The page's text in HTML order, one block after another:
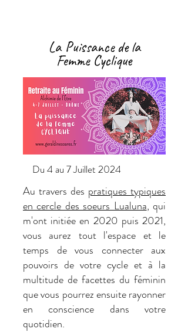
La Puissance de la
Femme Cyclique
Du 4 au 7 Juillet 2024
Au travers des pratiques typiques
en cercle des soeurs Lualuna, qui
m'ont initiée en 2020 puis 2021,
vous aurez tout l'espace et le
temps de vous connecter aux
pouvoirs de votre cycle et à la
multitude de facettes du féminin
que vous pourrez ensuite rayonner
en conscience dans votre
quotidien.